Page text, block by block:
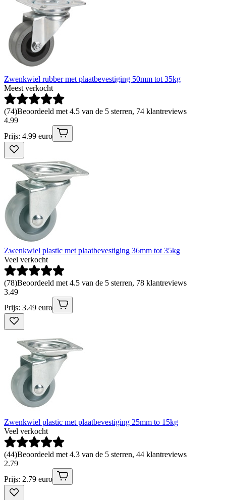
Zwenkwiel rubber met plaatbevestiging 50mm tot 35kg
Meest verkocht
(74)Beoordeeld met 4.5 van de 5 sterren, 74 klantreviews
4.99
Prijs: 4.99 euro
Zwenkwiel plastic met plaatbevestiging 36mm tot 35kg
Veel verkocht
(78)Beoordeeld met 4.5 van de 5 sterren, 78 klantreviews
3.49
Prijs: 3.49 euro
Zwenkwiel plastic met plaatbevestiging 25mm to 15kg
Veel verkocht
(44)Beoordeeld met 4.3 van de 5 sterren, 44 klantreviews
2.79
Prijs: 2.79 euro